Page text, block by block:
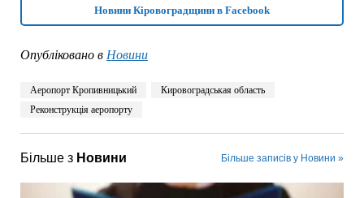
Новини Кіровоградщини в Facebook
Опубліковано в Новини
Аеропорт Кропивницький
Кировоградськая область
Реконструкція аеропорту
Більше з Новини Більше записів у Новини »